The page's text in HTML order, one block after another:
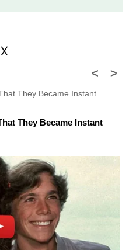
>
<
They Became Instant